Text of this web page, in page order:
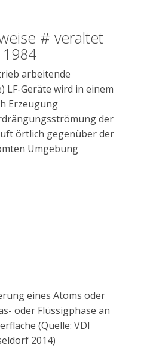
# veraltet
arbeitende
LF-Geräte wird in einem
Erzeugung
der
örtlich gegenüber der
Umgebung
eines Atoms oder
oder Flüssigphase an
(Quelle: VDI
2014)